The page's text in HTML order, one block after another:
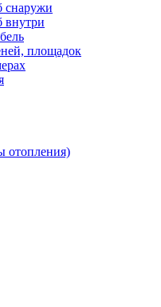
снаружи
внутри
площадок
отопления)